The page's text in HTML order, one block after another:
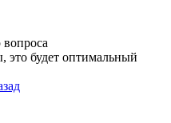
будет оптимальный